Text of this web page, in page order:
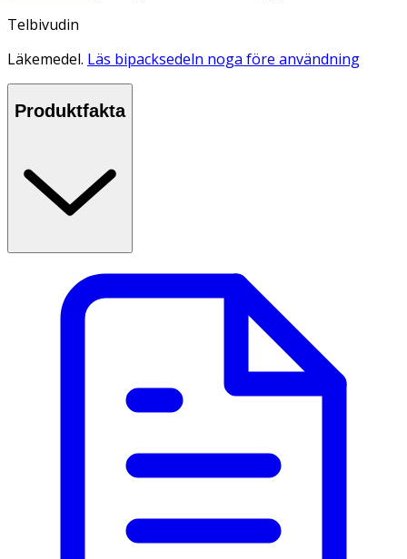
Telbivudin
Läkemedel. Läs bipacksedeln noga före användning
Produktfakta